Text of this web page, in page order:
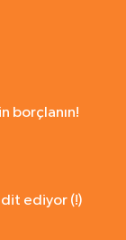
borçlanın!
ediyor (!)